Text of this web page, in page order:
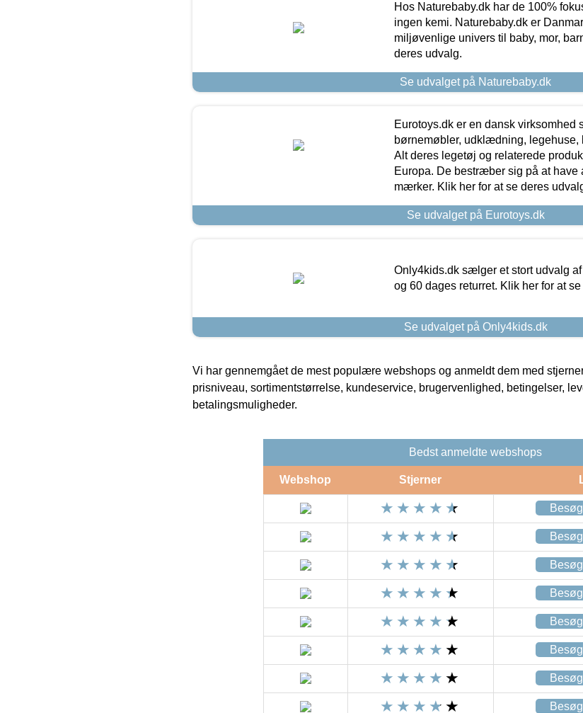
Hos Naturebaby.dk har de 100%
ingen kemi. Naturebaby.dk er
miljøvenlige univers til baby, mor,
deres udvalg.
Se udvalget på Naturebaby.dk
Eurotoys.dk er en dansk virksomhed
børnemøbler, udklædning, legehuse,
Alt deres legetøj og relaterede
Europa. De bestræber sig på at
mærker. Klik her for at se deres
Se udvalget på Eurotoys.dk
Only4kids.dk sælger et stort udvalg
og 60 dages returret. Klik her for at
Se udvalget på Only4kids.dk
Vi har gennemgået de mest populære webshops og anmeldt dem med
prisniveau, sortimentstørrelse, kundeservice, brugervenlighed, betingelser,
betalingsmuligheder.
Bedst anmeldte webshops
Webshop Stjerner